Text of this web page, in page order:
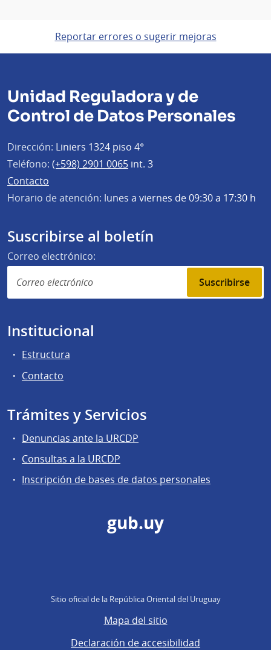
Reportar errores o sugerir mejoras
Unidad Reguladora y de
Control de Datos Personales
Dirección: Liniers 1324 piso 4°
Teléfono: (+598) 2901 0065 int. 3
Contacto
Horario de atención: lunes a viernes de 09:30 a 17:30 h
Suscribirse al boletín
Correo electrónico:
Suscribirse
Institucional
Estructura
Contacto
Trámites y Servicios
Denuncias ante la URCDP
Consultas a la URCDP
Inscripción de bases de datos personales
gub.uy
Sitio oficial de la República Oriental del Uruguay
Mapa del sitio
Declaración de accesibilidad